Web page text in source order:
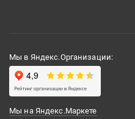
Мы в Яндекс.Организации:
Мы на Яндекс.Маркете